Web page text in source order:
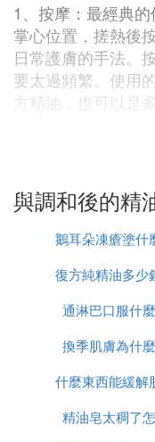
1、按摩：最經典
掌心位置，搓熱後
日常護膚的手法。
要太過頻繁。使用
方精油，也可以是
（還有一種是多種
過基礎油稀釋，這
2、滴入護膚品中：
方法。將精油滴在
型，因為這樣能
3、臉部蒸汽SPA
將面部置於蒸氣上
一塊毛巾搭在頭上
散，但同時要注意
與調和後的精
鵝耳朵凍瘡塗什
復方純精油多少
通淋巴口服什
換季肌膚為什
什麼東西能緩解
張
精油皂太稠了